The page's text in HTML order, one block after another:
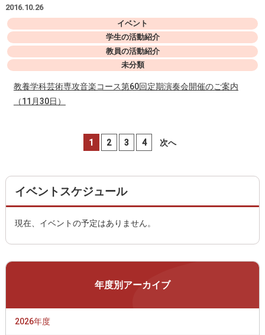
2016.10.26
イベント
学生の活動紹介
教員の活動紹介
未分類
教養学科芸術専攻音楽コース第60回定期演奏会開催のご案内
（11月30日）
1 2 3 4 次へ
イベントスケジュール
現在、イベントの予定はありません。
年度別アーカイブ
2026年度